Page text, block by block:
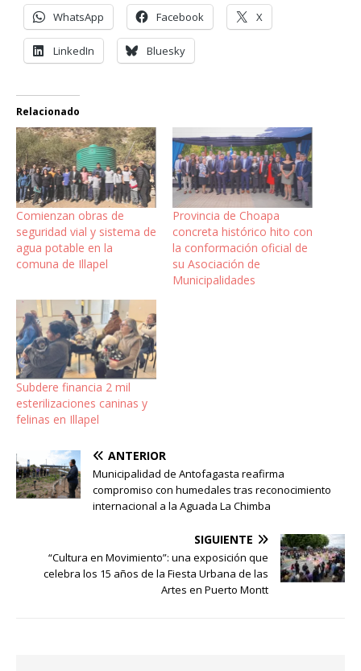
WhatsApp Facebook X
LinkedIn Bluesky
Relacionado
Comienzan obras de
seguridad vial y sistema de
agua potable en la
comuna de Illapel
Provincia de Choapa
concreta histórico hito con
la conformación oficial de
su Asociación de
Municipalidades
Subdere financia 2 mil
esterilizaciones caninas y
felinas en Illapel
ANTERIOR
Municipalidad de Antofagasta reafirma
compromiso con humedales tras reconocimiento
internacional a la Aguada La Chimba
SIGUIENTE
“Cultura en Movimiento”: una exposición que
celebra los 15 años de la Fiesta Urbana de las
Artes en Puerto Montt